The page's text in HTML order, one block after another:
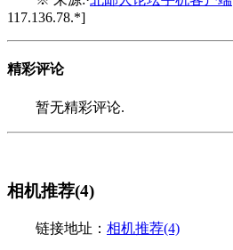
117.136.78.*]
精彩评论
暂无精彩评论.
相机推荐(4)
链接地址： 相机推荐(4)